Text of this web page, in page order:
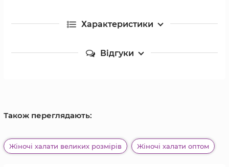
Характеристики
Відгуки
Також переглядають:
Жіночі халати великих розмірів Жіночі халати оптом